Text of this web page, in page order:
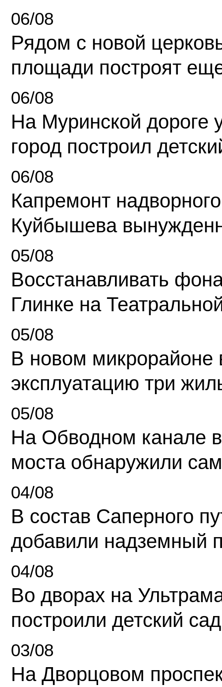
06/08
Рядом с новой
площади построят
06/08
На Муринской дороге
город построил
06/08
Капремонт
Куйбышева
05/08
Восстанавливать
Глинке на
05/08
В новом микрорайоне
эксплуатацию три
05/08
На Обводном канале
моста обнаружили
04/08
В состав Саперного
добавили надземный
04/08
Во дворах на
построили детский сад
03/08
На Дворцовом